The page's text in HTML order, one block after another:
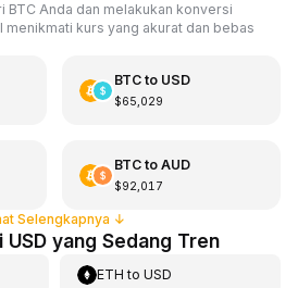
BTC Anda dan melakukan konversi
kurs yang akurat dan bebas
BTCto USD
$65,029
BTCto AUD
$92,017
Selengkapnya ↓
yang Sedang Tren
ETH toUSD